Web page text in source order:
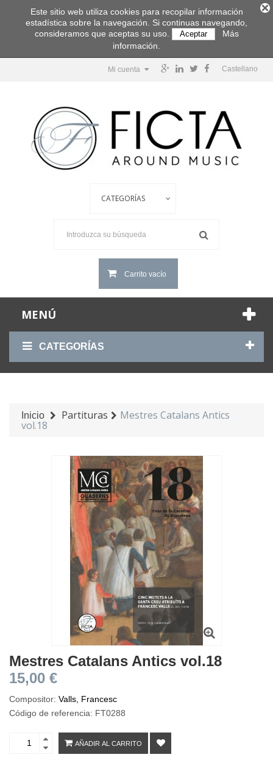
Castellano
Mi cuenta
Carrito vacío
MENÚ
CATEGORÍAS
Inicio Partituras Mestres Catalans Antics
vol.18
Mestres Catalans Antics vol.18
15,00 €
Compositor: Valls, Francesc
Código de referencia: FT0288
AÑADIR AL CARRITO
Este sitio web utiliza cookies para recopilar información
estadística sobre la navegación. Si continuas navegando,
consideramos que aceptas su uso.
Aceptar
Más
información.